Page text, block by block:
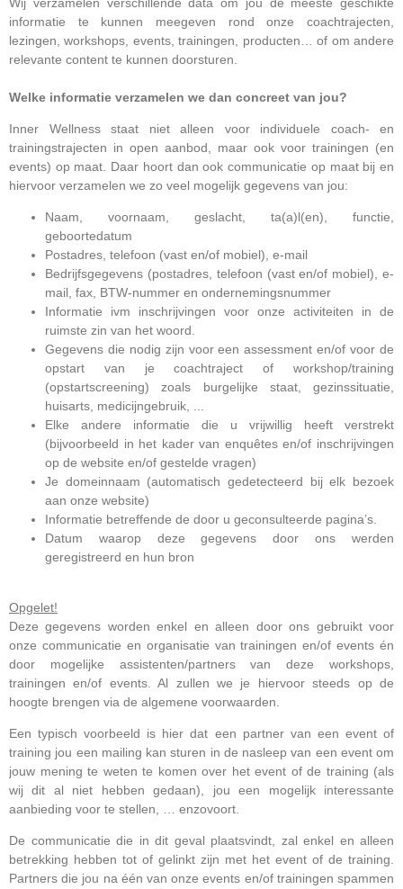
informatie te kunnen meegeven rond onze coachtrajecten,
lezingen, workshops, events, trainingen, producten… of om andere
relevante content te kunnen doorsturen.
Welke informatie verzamelen we dan concreet van jou?
Inner Wellness staat niet alleen voor individuele coach- en
trainingstrajecten in open aanbod, maar ook voor trainingen (en
events) op maat. Daar hoort dan ook communicatie op maat bij en
hiervoor verzamelen we zo veel mogelijk gegevens van jou:
Naam, voornaam, geslacht, ta(a)l(en), functie,
geboortedatum
Postadres, telefoon (vast en/of mobiel), e-mail
Bedrijfsgegevens (postadres, telefoon (vast en/of mobiel), e-
mail, fax, BTW-nummer en ondernemingsnummer
Informatie ivm inschrijvingen voor onze activiteiten in de
ruimste zin van het woord.
Gegevens die nodig zijn voor een assessment en/of voor de
opstart van je coachtraject of workshop/training
(opstartscreening) zoals burgelijke staat, gezinssituatie,
huisarts, medicijngebruik, ...
Elke andere informatie die u vrijwillig heeft verstrekt
(bijvoorbeeld in het kader van enquêtes en/of inschrijvingen
op de website en/of gestelde vragen)
Je domeinnaam (automatisch gedetecteerd bij elk bezoek
aan onze website)
Informatie betreffende de door u geconsulteerde pagina’s.
Datum waarop deze gegevens door ons werden
geregistreerd en hun bron
Opgelet!
Deze gegevens worden enkel en alleen door ons gebruikt voor
onze communicatie en organisatie van trainingen en/of events én
door mogelijke assistenten/partners van deze workshops,
trainingen en/of events. Al zullen we je hiervoor steeds op de
hoogte brengen via de algemene voorwaarden.
Een typisch voorbeeld is hier dat een partner van een event of
training jou een mailing kan sturen in de nasleep van een event om
jouw mening te weten te komen over het event of de training (als
wij dit al niet hebben gedaan), jou een mogelijk interessante
aanbieding voor te stellen, … enzovoort.
De communicatie die in dit geval plaatsvindt, zal enkel en alleen
betrekking hebben tot of gelinkt zijn met het event of de training.
Partners die jou na één van onze events en/of trainingen spammen